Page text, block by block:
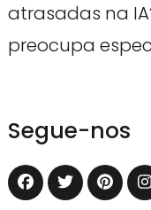
atrasadas na
preocupa
Segue-nos